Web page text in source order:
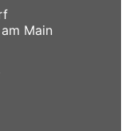
Main